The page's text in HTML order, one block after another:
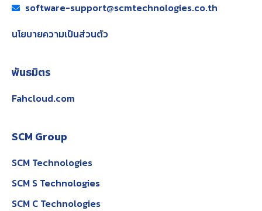
software-support@scmtechnologies.co.th
นโยบายความเป็นส่วนตัว
พันธมิตร
Fahcloud.com
SCM Group
SCM Technologies
SCM S Technologies
SCM C Technologies